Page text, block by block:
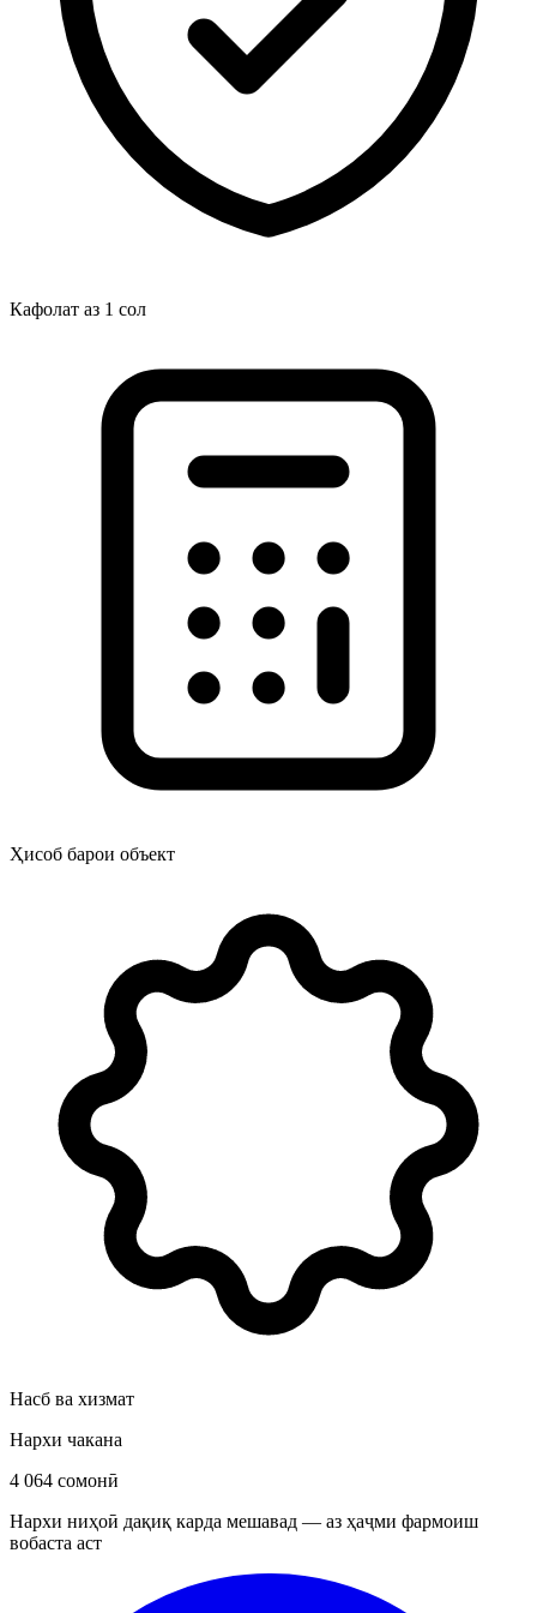
Кафолат аз 1 сол
Ҳисоб барои объект
Насб ва хизмат
Нархи чакана
4 064 сомонӣ
Нархи ниҳоӣ дақиқ карда мешавад — аз ҳаҷми фармоиш
вобаста аст